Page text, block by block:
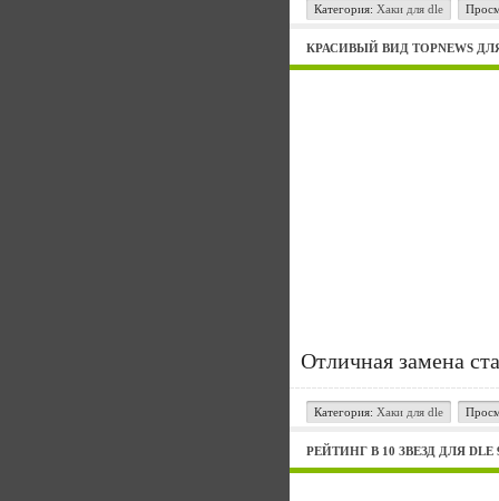
Категория: Хаки для dle
КРАСИВЫЙ ВИД TOPNEWS
Отличная замена
Категория: Хаки для dle
РЕЙТИНГ В 10 ЗВЕЗД ДЛЯ DLE